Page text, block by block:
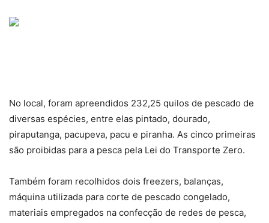
No local, foram apreendidos 232,25 quilos de pescado de
diversas espécies, entre elas pintado, dourado,
piraputanga, pacupeva, pacu e piranha. As cinco primeiras
são proibidas para a pesca pela Lei do Transporte Zero.
Também foram recolhidos dois freezers, balanças,
máquina utilizada para corte de pescado congelado,
materiais empregados na confecção de redes de pesca,